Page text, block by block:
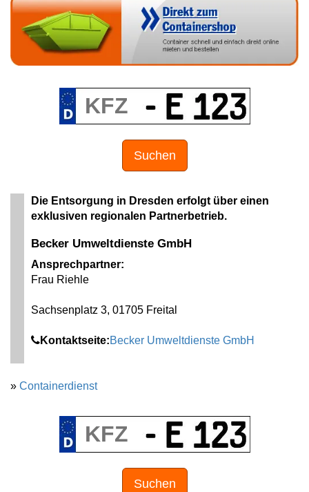
Suchen
Die Entsorgung in Dresden erfolgt über einen
exklusiven regionalen Partnerbetrieb.
Becker Umweltdienste GmbH
Ansprechpartner:
Frau Riehle
Sachsenplatz 3, 01705 Freital
Kontaktseite:Becker Umweltdienste GmbH
» Containerdienst
Suchen